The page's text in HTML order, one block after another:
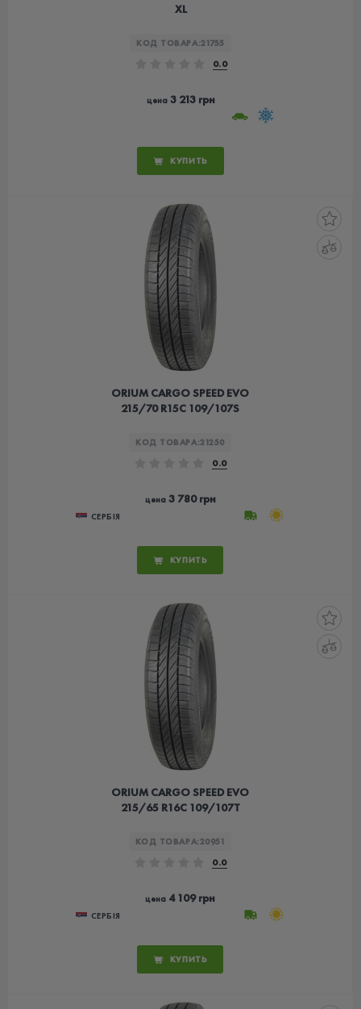
XL
КОД ТОВАРА:21755
0.0
цена3 213 грн
КУПИТЬ
ORIUM CARGO SPEED EVO
215/70 R15C 109/107S
КОД ТОВАРА:21250
0.0
цена3 780 грн
СЕРБІЯ
КУПИТЬ
ORIUM CARGO SPEED EVO
215/65 R16C 109/107T
КОД ТОВАРА:20951
0.0
цена 4 109 грн
СЕРБІЯ
КУПИТЬ